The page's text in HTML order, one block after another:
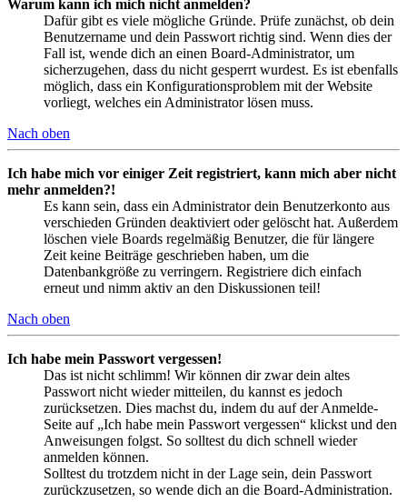
Warum kann ich mich nicht anmelden?
Dafür gibt es viele mögliche Gründe. Prüfe zunächst, ob dein
Benutzername und dein Passwort richtig sind. Wenn dies der
Fall ist, wende dich an einen Board-Administrator, um
sicherzugehen, dass du nicht gesperrt wurdest. Es ist ebenfalls
möglich, dass ein Konfigurationsproblem mit der Website
vorliegt, welches ein Administrator lösen muss.
Nach oben
Ich habe mich vor einiger Zeit registriert, kann mich aber nicht
mehr anmelden?!
Es kann sein, dass ein Administrator dein Benutzerkonto aus
verschieden Gründen deaktiviert oder gelöscht hat. Außerdem
löschen viele Boards regelmäßig Benutzer, die für längere
Zeit keine Beiträge geschrieben haben, um die
Datenbankgröße zu verringern. Registriere dich einfach
erneut und nimm aktiv an den Diskussionen teil!
Nach oben
Ich habe mein Passwort vergessen!
Das ist nicht schlimm! Wir können dir zwar dein altes
Passwort nicht wieder mitteilen, du kannst es jedoch
zurücksetzen. Dies machst du, indem du auf der Anmelde-
Seite auf „Ich habe mein Passwort vergessen“ klickst und den
Anweisungen folgst. So solltest du dich schnell wieder
anmelden können.
Solltest du trotzdem nicht in der Lage sein, dein Passwort
zurückzusetzen, so wende dich an die Board-Administration.